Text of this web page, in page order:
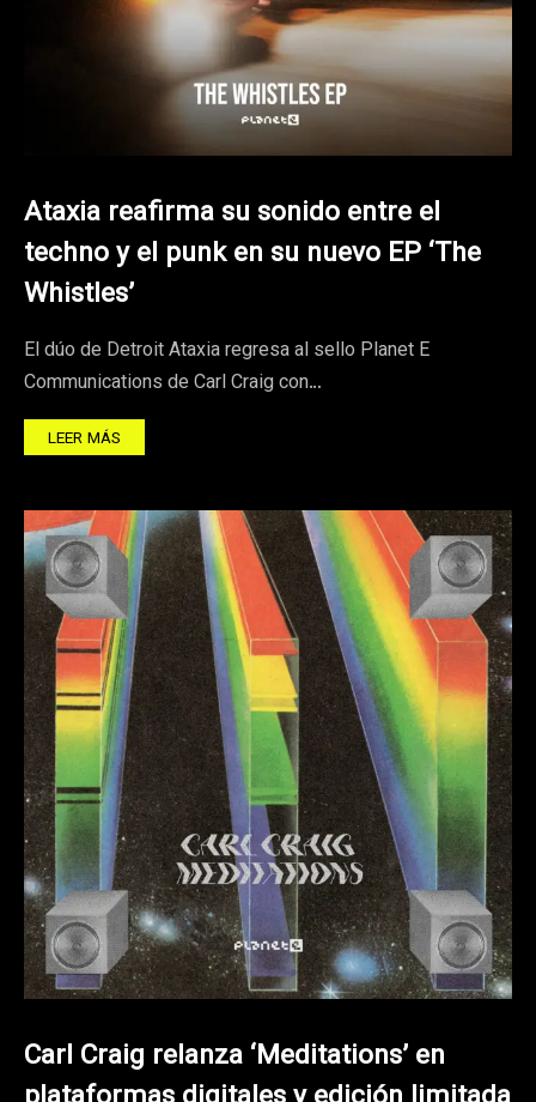
Ataxia reafirma su sonido entre el
techno y el punk en su nuevo EP ‘The
Whistles’
El dúo de Detroit Ataxia regresa al sello Planet E
Communications de Carl Craig con…
LEER MÁS
Carl Craig relanza ‘Meditations’ en